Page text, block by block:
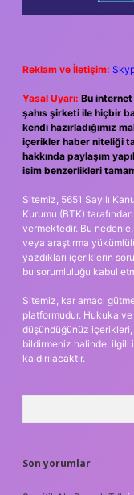
Reklam ve İletişim:
Yasal Uyarı: Bu
şahıs şirketi ile hiçbir
kendi hazırladığımız
içerikler haber niteliği
hakkında paylaşım
isim benzerlikleri
Sitemiz, 5651 Sayılı
Kurumu (BTK)
vermektedir. Bu
veya araştırma
yazdıkları içeriklerin
bu sorumluluğu kabul
Sitemiz, kar amacı
platformudur. Hukuka
düşündüğünüz içerikleri,
bildirmeniz halinde, ilgili
kaldırılacaktır.
Son yorumlar